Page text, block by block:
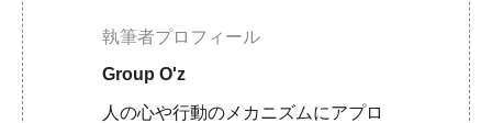
執筆者プロフィール
Group O'z
人の心や行動のメカニズムにアプロ